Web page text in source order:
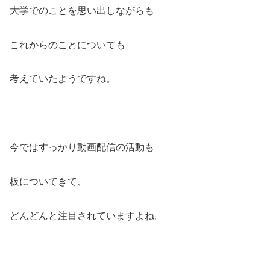
大学でのことを思い出しながらも
これからのことについても
考えていたようですね。
今ではすっかり動画配信の活動も
板についてきて、
どんどんと注目されていますよね。